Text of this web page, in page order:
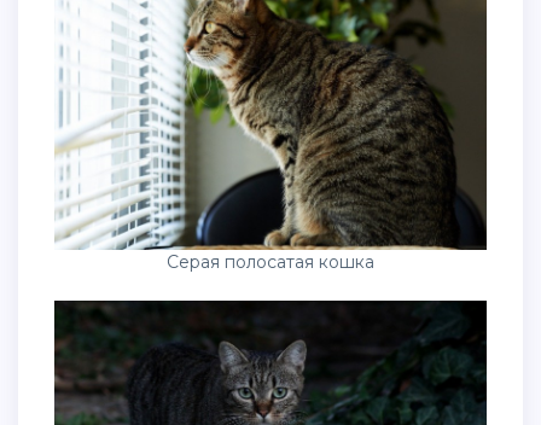
Серая полосатая кошка